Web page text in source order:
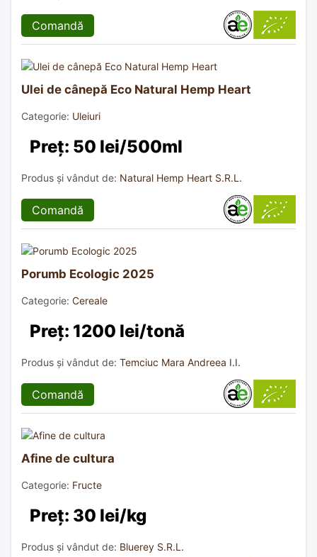
Comandă
Ulei de cânepă Eco Natural Hemp Heart
Categorie: Uleiuri
Preț: 50 lei/500ml
Produs și vândut de: Natural Hemp Heart S.R.L.
Comandă
Porumb Ecologic 2025
Categorie: Cereale
Preț: 1200 lei/tonă
Produs și vândut de: Temciuc Mara Andreea I.I.
Comandă
Afine de cultura
Categorie: Fructe
Preț: 30 lei/kg
Produs și vândut de: Bluerey S.R.L.